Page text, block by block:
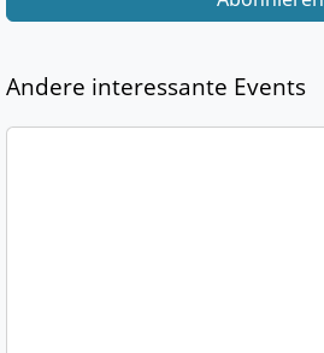
Andere interessante Events